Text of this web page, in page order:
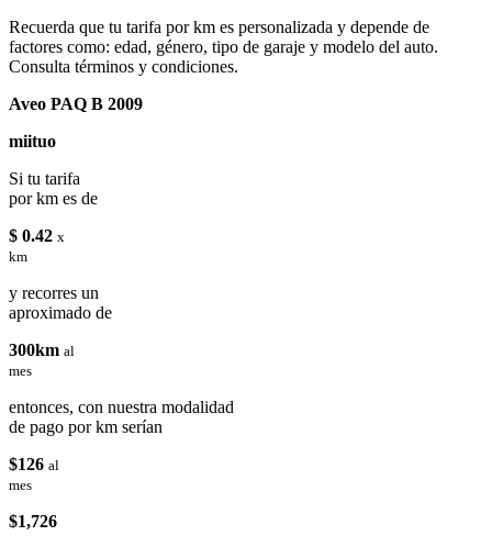
Recuerda que tu tarifa por km es personalizada y depende de
factores como: edad, género, tipo de garaje y modelo del auto.
Consulta términos y condiciones.
Aveo PAQ B 2009
miituo
Si tu tarifa
por km es de
$ 0.42 x
km
y recorres un
aproximado de
300km al
mes
entonces, con nuestra modalidad
de pago por km serían
$126 al
mes
$1,726